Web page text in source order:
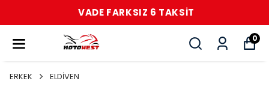
VADE FARKSIZ 6 TAKSİT
0
ERKEK ELDİVEN